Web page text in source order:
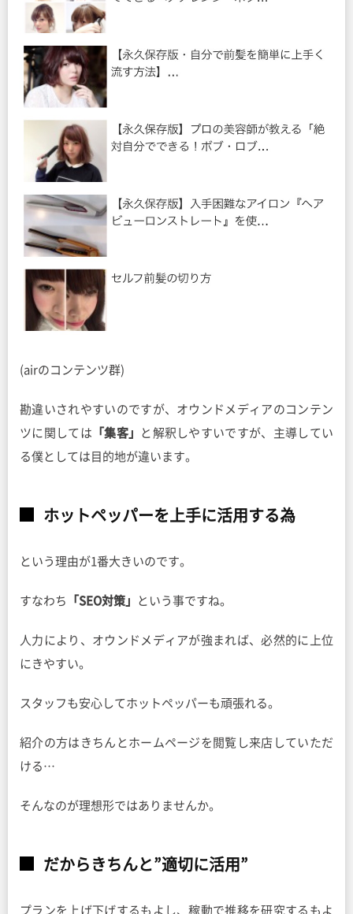
(airのコンテンツ群)
勘違いされやすいのですが、オウンドメディアのコンテン
ツに関しては 「集客」
と解釈しやすいですが、主導してい
る僕としては目的地が違います。
ホットペッパーを上手に活用する為
という理由が1番大きいのです。
すなわち 「SEO対策」 という事ですね。
人力により、オウンドメディアが強まれば、必然的に上位
にきやすい。
スタッフも安心してホットペッパーも頑張れる。
紹介の方はきちんとホームページを閲覧し来店していただ
ける…
そんなのが理想形ではありませんか。
だからきちんと”適切に活用”
プランを上げ下げするもよし、稼動で推移を研究するもよ